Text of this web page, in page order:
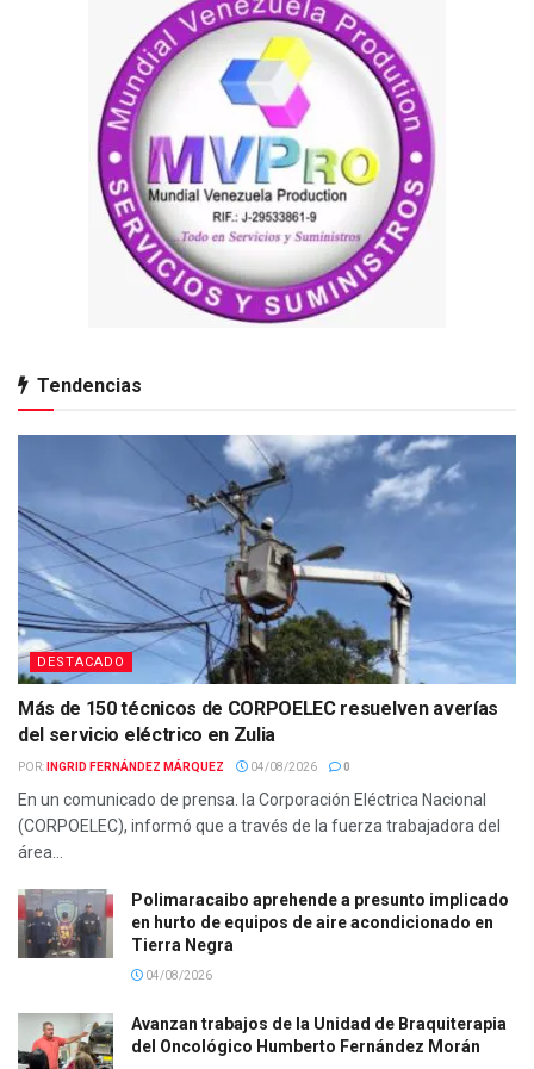
Tendencias
DESTACADO
Más de 150 técnicos de CORPOELEC resuelven averías
del servicio eléctrico en Zulia
POR: INGRID FERNÁNDEZ MÁRQUEZ 04/08/2026 0
En un comunicado de prensa. la Corporación Eléctrica Nacional
(CORPOELEC), informó que a través de la fuerza trabajadora del
área...
Polimaracaibo aprehende a presunto implicado
en hurto de equipos de aire acondicionado en
Tierra Negra
04/08/2026
Avanzan trabajos de la Unidad de Braquiterapia
del Oncológico Humberto Fernández Morán